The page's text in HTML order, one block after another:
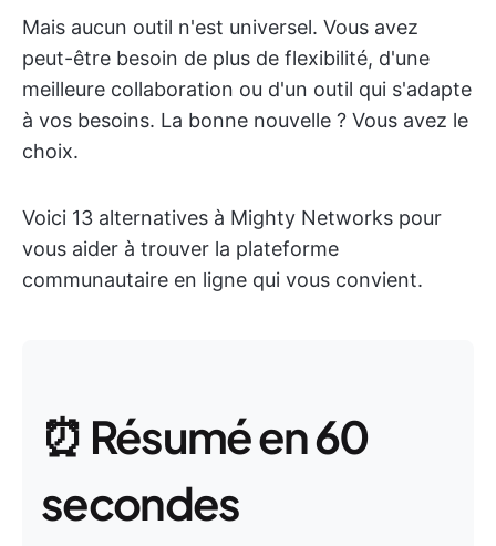
Mais aucun outil n'est universel. Vous avez
peut-être besoin de plus de flexibilité, d'une
meilleure collaboration ou d'un outil qui s'adapte
à vos besoins. La bonne nouvelle ? Vous avez le
choix.
Voici 13 alternatives à Mighty Networks pour
vous aider à trouver la plateforme
communautaire en ligne qui vous convient.
⏰ Résumé en 60
secondes